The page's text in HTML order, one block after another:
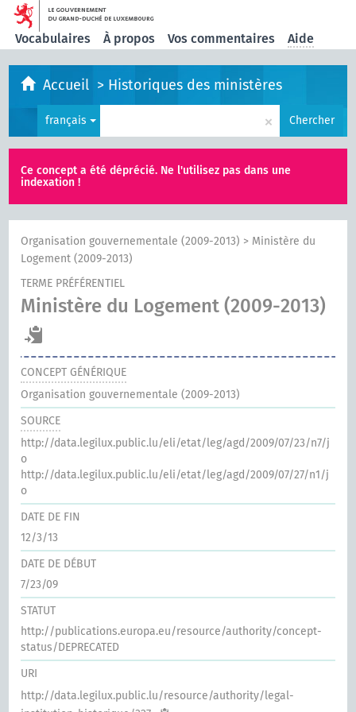
Vocabulaires À propos Vos commentaires Aide
Accueil > Historiques des ministères
français × Chercher
Ce concept a été déprécié. Ne l'utilisez pas dans une
indexation !
Organisation gouvernementale (2009-2013) > Ministère du
Logement (2009-2013)
TERME PRÉFÉRENTIEL
Ministère du Logement (2009-2013)
CONCEPT GÉNÉRIQUE
Organisation gouvernementale (2009-2013)
SOURCE
http://data.legilux.public.lu/eli/etat/leg/agd/2009/07/23/n7/j
o
http://data.legilux.public.lu/eli/etat/leg/agd/2009/07/27/n1/j
o
DATE DE FIN
12/3/13
DATE DE DÉBUT
7/23/09
STATUT
http://publications.europa.eu/resource/authority/concept-
status/DEPRECATED
URI
http://data.legilux.public.lu/resource/authority/legal-